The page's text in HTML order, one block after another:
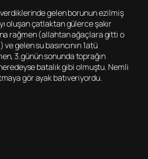
gelen borunun ezilmiş
oluşan çatlaktan gülerce şakır
rağmen (allahtan ağaçlara gitti o
ve gelen su basıncının 1atü
3.günün sonunda toprağın
batalık gibi olmuştu. Nemli
gör ayak batıveriyordu.